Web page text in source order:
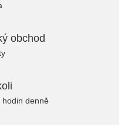
obchod
hodin denně